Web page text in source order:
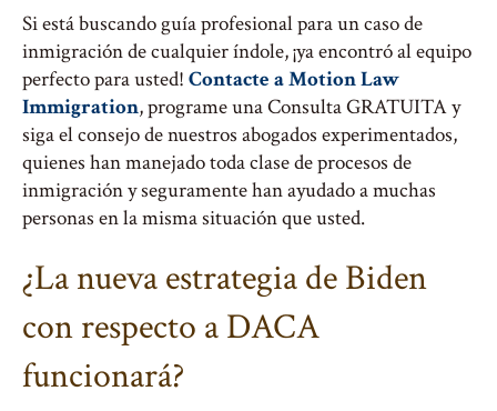
Si está buscando guía profesional para un caso de
inmigración de cualquier índole, ¡ya encontró al equipo
perfecto para usted! Contacte a Motion Law
Immigration, programe una Consulta GRATUITA y
siga el consejo de nuestros abogados experimentados,
quienes han manejado toda clase de procesos de
inmigración y seguramente han ayudado a muchas
personas en la misma situación que usted.
¿La nueva estrategia de Biden
con respecto a DACA
funcionará?